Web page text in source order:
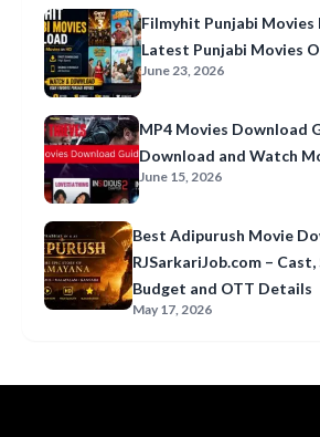
Filmyhit Punjabi Movies
Latest Punjabi Movies
June 23, 2026
MP4 Movies Download
Download and Watch
June 15, 2026
Best Adipurush Movie
RJSarkariJob.com –
Budget and OTT Details
May 17, 2026